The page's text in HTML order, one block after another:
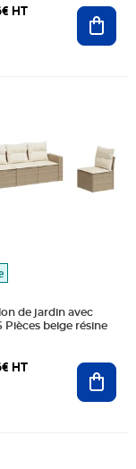
HT
de jardin avec
Pièces beige résine
HT